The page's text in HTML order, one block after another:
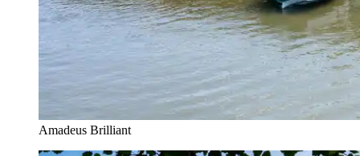
Amadeus Brilliant